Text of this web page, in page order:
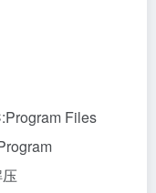
Files